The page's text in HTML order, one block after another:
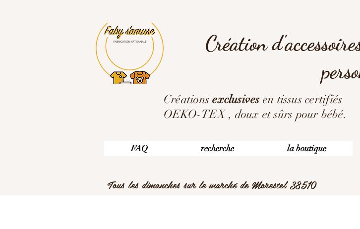
Création
Créationsexclusivesen tissus certifiés
OEKO-TEX , doux et sûrs pour bébé.
FAQ recherche la boutique
Tous les dimanches sur le marché de Morestel 38510